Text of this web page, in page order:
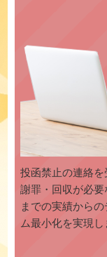
投函禁止の連絡を
謝罪・回収が必
までの実績から
ム最小化を実現し